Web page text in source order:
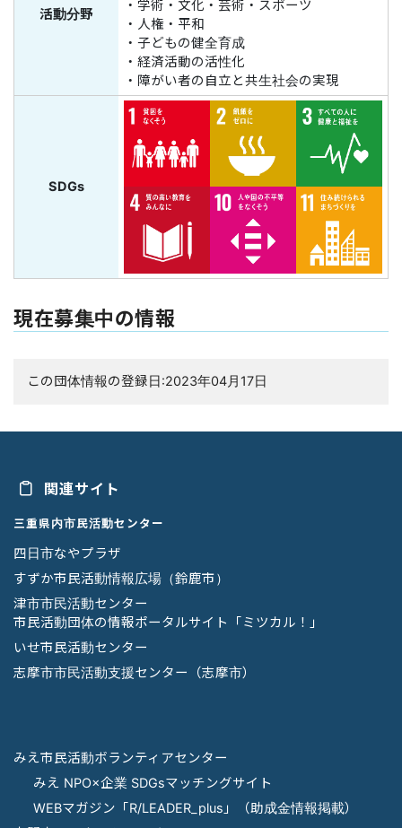
活動分野
・学術・文化・芸術・スポーツ
・人権・平和
・子どもの健全育成
・経済活動の活性化
・障がい者の自立と共生社会の実現
SDGs
現在募集中の情報
この団体情報の登録日:2023年04月17日
関連サイト
三重県内市民活動センター
四日市なやプラザ
すずか市民活動情報広場（鈴鹿市）
津市市民活動センター
市民活動団体の情報ポータルサイト「ミツカル！」
いせ市民活動センター
志摩市市民活動支援センター（志摩市）
みえ市民活動ボランティアセンター
みえ NPO×企業 SDGsマッチングサイト
WEBマガジン「R/LEADER_plus」（助成金情報掲載）